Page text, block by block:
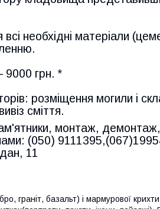
необхідні матеріали
9000 грн. *
розміщення могили і
сміття.
монтаж, демонтаж,
(050)
11
граніт, базальт) і мармурової